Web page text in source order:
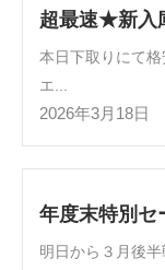
超最速★新入
本日下取りにて
エ...
2026年3月18日
年度末特別
明日から３月後